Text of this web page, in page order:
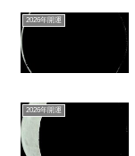
2026年開運
2026年開運